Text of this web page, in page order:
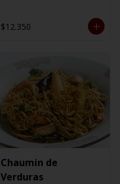
$12.350
Chaumin de
Verduras